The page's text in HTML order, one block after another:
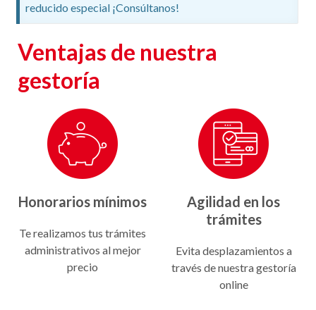
reducido especial ¡Consúltanos!
Ventajas de nuestra
gestoría
Honorarios mínimos
Te realizamos tus trámites
administrativos al mejor
precio
Agilidad en los
trámites
Evita desplazamientos a
través de nuestra gestoría
online